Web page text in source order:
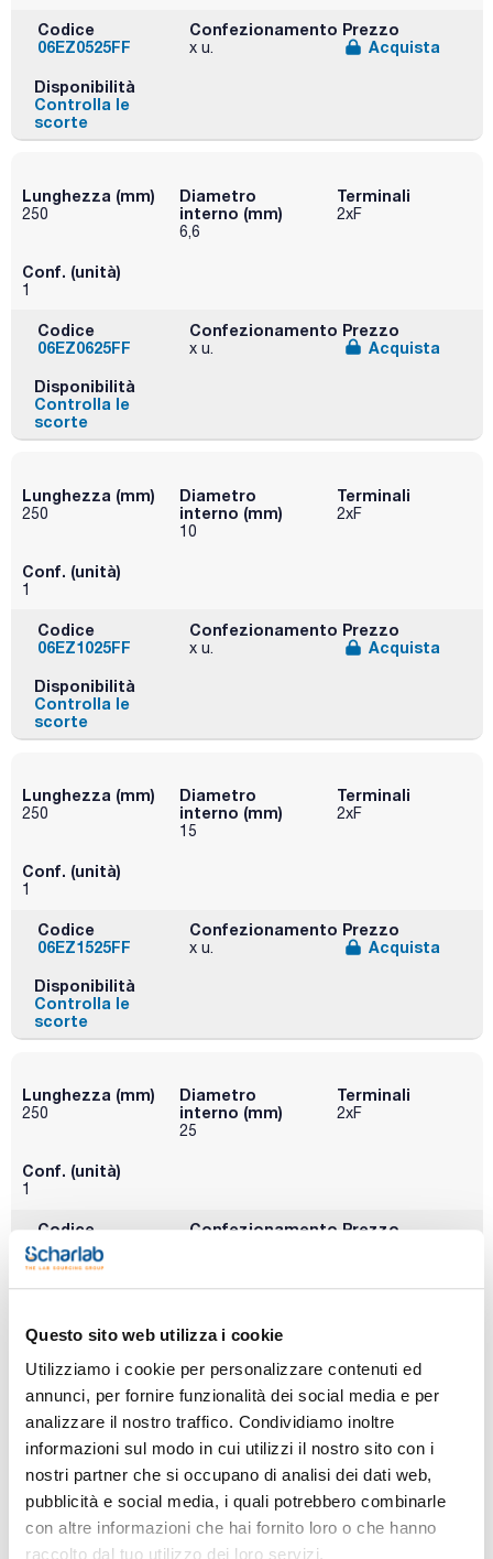
Questo sito web utilizza i cookie
Utilizziamo i cookie per personalizzare contenuti ed
annunci, per fornire funzionalità dei social media e per
analizzare il nostro traffico. Condividiamo inoltre
informazioni sul modo in cui utilizzi il nostro sito con i
nostri partner che si occupano di analisi dei dati web,
pubblicità e social media, i quali potrebbero combinarle
con altre informazioni che hai fornito loro o che hanno
raccolto dal tuo utilizzo dei loro servizi.
Codice
06EZ0525FF
Confezionamento
x u.
Prezzo
Acquista
Disponibilità
Controlla le
scorte
Lunghezza (mm)
250
Diametro
interno (mm)
6,6
Terminali
2xF
Conf. (unità)
1
Codice
06EZ0625FF
Confezionamento
x u.
Prezzo
Acquista
Disponibilità
Controlla le
scorte
Lunghezza (mm)
250
Diametro
interno (mm)
10
Terminali
2xF
Conf. (unità)
1
Codice
06EZ1025FF
Confezionamento
x u.
Prezzo
Acquista
Disponibilità
Controlla le
scorte
Lunghezza (mm)
250
Diametro
interno (mm)
15
Terminali
2xF
Conf. (unità)
1
Codice
06EZ1525FF
Confezionamento
x u.
Prezzo
Acquista
Disponibilità
Controlla le
scorte
Lunghezza (mm)
250
Diametro
interno (mm)
25
Terminali
2xF
Conf. (unità)
1
Codice
06EZ2525FF
ConfezionamentoPrezzo
Disponibilità
Lunghezza (mm)
Diametro
interno (mm)
35
Terminali
2xF
Conf. (unità)
Codice
06EZ3525FF
Confezionamento
x u.
Prezzo